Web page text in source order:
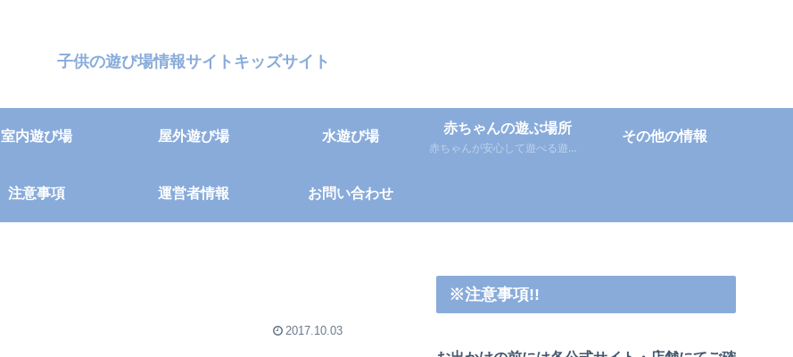
子供の遊び場情報サイトキッズサイト
室内遊び場 屋外遊び場 水遊び場
赤ちゃんの遊ぶ場所
赤ちゃんが安心して遊べる遊び場
その他の情報
注意事項 運営者情報 お問い合わせ
2017.10.03
※注意事項!!